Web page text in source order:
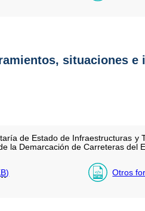
situaciones e
de Estado de Infraestructuras y
la Demarcación de Carreteras del
) Otros